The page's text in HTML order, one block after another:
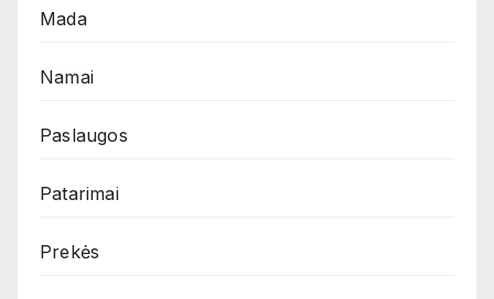
Mada
Namai
Paslaugos
Patarimai
Prekės